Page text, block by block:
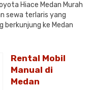
Hiace Medan Murah
sewa terlaris yang
berkunjung ke Medan
Rental Mobil
Manual di
Medan